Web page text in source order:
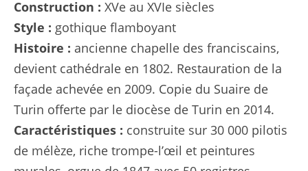
Construction : XVe au XVIe siècles
Style : gothique flamboyant
Histoire : ancienne chapelle des franciscains,
devient cathédrale en 1802. Restauration de la
façade achevée en 2009. Copie du Suaire de
Turin offerte par le diocèse de Turin en 2014.
Caractéristiques : construite sur 30 000 pilotis
de mélèze, riche trompe-l’œil et peintures